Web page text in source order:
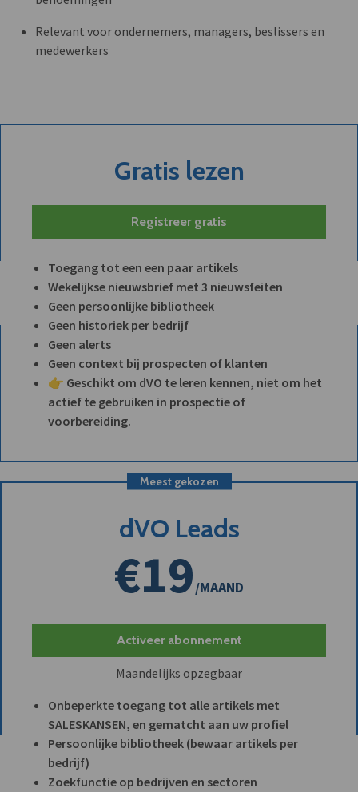
Relevant voor ondernemers, managers, beslissers en
medewerkers
Gratis lezen
Registreer gratis
Toegang tot een een paar artikels
Wekelijkse nieuwsbrief met 3 nieuwsfeiten
Geen persoonlijke bibliotheek
Geen historiek per bedrijf
Geen alerts
Geen context bij prospecten of klanten
👉 Geschikt om dVO te leren kennen, niet om het
actief te gebruiken in prospectie of
voorbereiding.
Meest gekozen
dVO Leads
€19/MAAND
Activeer abonnement
Maandelijks opzegbaar
Onbeperkte toegang tot alle artikels met
SALESKANSEN, en gematcht aan uw profiel
Persoonlijke bibliotheek (bewaar artikels per
bedrijf)
Zoekfunctie op bedrijven en sectoren